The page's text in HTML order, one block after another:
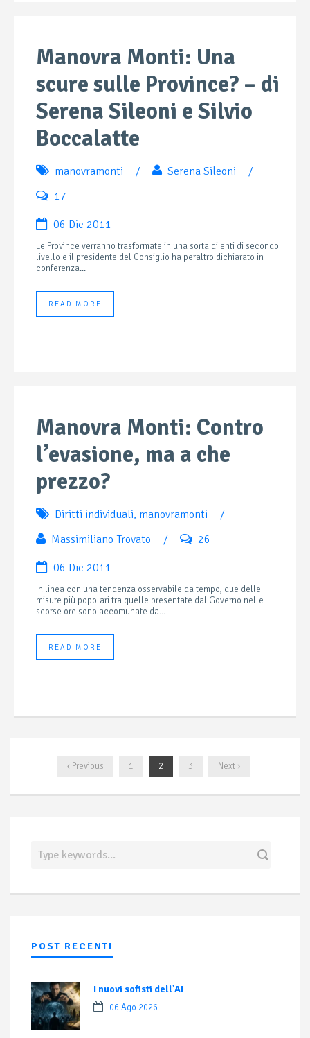
Manovra Monti: Una
scure sulle Province? – di
Serena Sileoni e Silvio
Boccalatte
manovramonti / Serena Sileoni
/
17
06 Dic 2011
Le Province verranno trasformate in una sorta di enti di secondo
livello e il presidente del Consiglio ha peraltro dichiarato in
conferenza...
READ MORE
Manovra Monti: Contro
l’evasione, ma a che
prezzo?
Diritti individuali, manovramonti
/
Massimiliano Trovato
/ 26
06 Dic 2011
In linea con una tendenza osservabile da tempo, due delle
misure più popolari tra quelle presentate dal Governo nelle
scorse ore sono accomunate da...
READ MORE
‹ Previous 1 2 3 Next ›
POST RECENTI
I nuovi sofisti dell’AI
06 Ago 2026